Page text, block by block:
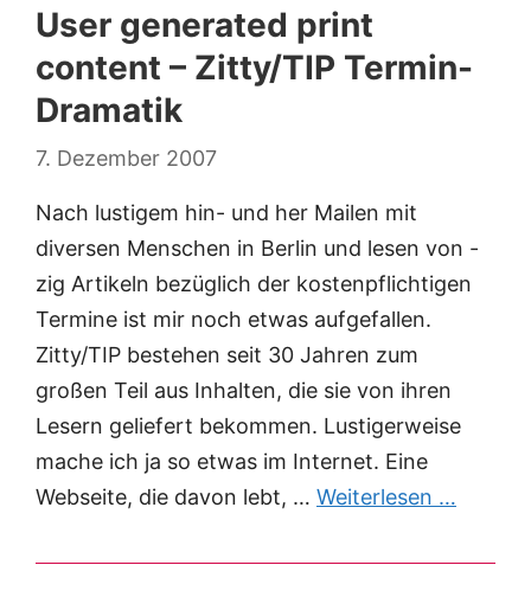
User generated print
content – Zitty/TIP Termin-
Dramatik
7. Dezember 2007
Nach lustigem hin- und her Mailen mit
diversen Menschen in Berlin und lesen von -
zig Artikeln bezüglich der kostenpflichtigen
Termine ist mir noch etwas aufgefallen.
Zitty/TIP bestehen seit 30 Jahren zum
großen Teil aus Inhalten, die sie von ihren
Lesern geliefert bekommen. Lustigerweise
mache ich ja so etwas im Internet. Eine
Webseite, die davon lebt, … Weiterlesen …